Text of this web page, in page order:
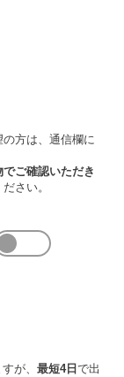
方は、通信欄に
ご確認いただき
さい。
すが、最短4日で出